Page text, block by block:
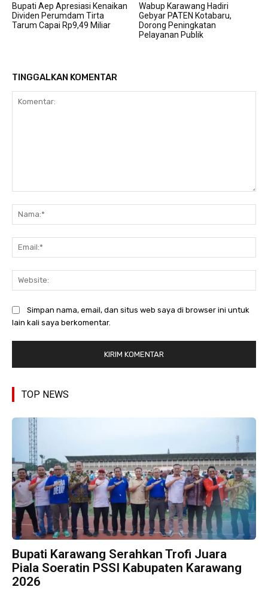
Bupati Aep Apresiasi Kenaikan
Dividen Perumdam Tirta
Tarum Capai Rp9,49 Miliar
Wabup Karawang Hadiri
Gebyar PATEN Kotabaru,
Dorong Peningkatan
Pelayanan Publik
TINGGALKAN KOMENTAR
Simpan nama, email, dan situs web saya di browser ini untuk
lain kali saya berkomentar.
TOP NEWS
Bupati Karawang Serahkan Trofi Juara
Piala Soeratin PSSI Kabupaten Karawang
2026